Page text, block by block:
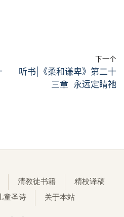
下一个
听书|《柔和谦卑》第二十
三章 永远定睛祂
清教徒书籍
精校译稿
童圣诗 关于本站